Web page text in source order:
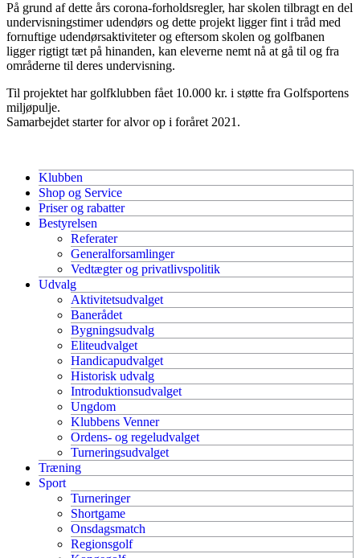
På grund af dette års corona-forholdsregler, har skolen tilbragt en del
undervisningstimer udendørs og dette projekt ligger fint i tråd med
fornuftige udendørsaktiviteter og eftersom skolen og golfbanen
ligger rigtigt tæt på hinanden, kan eleverne nemt nå at gå til og fra
områderne til deres undervisning.
Til projektet har golfklubben fået 10.000 kr. i støtte fra Golfsportens
miljøpulje.
Samarbejdet starter for alvor op i foråret 2021.
Klubben
Shop og Service
Priser og rabatter
Bestyrelsen
Referater
Generalforsamlinger
Vedtægter og privatlivspolitik
Udvalg
Aktivitetsudvalget
Banerådet
Bygningsudvalg
Eliteudvalget
Handicapudvalget
Historisk udvalg
Introduktionsudvalget
Ungdom
Klubbens Venner
Ordens- og regeludvalget
Turneringsudvalget
Træning
Sport
Turneringer
Shortgame
Onsdagsmatch
Regionsgolf